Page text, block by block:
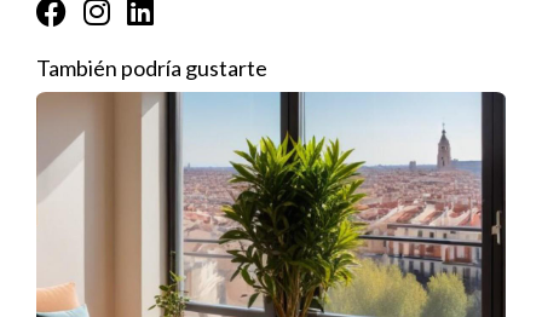
organizar tus documentos y asegúrate de estar al día con tus
sabiendo que estás haciendo las cosas bien.
Preguntas Frecuentes
¿Qué modelo debo presentar si alquilo mi
vivienda?
Para declarar ingresos por alquileres turísticos, deberás
presentar el modelo 303 trimestralmente para el IVA y el
También podría gustarte